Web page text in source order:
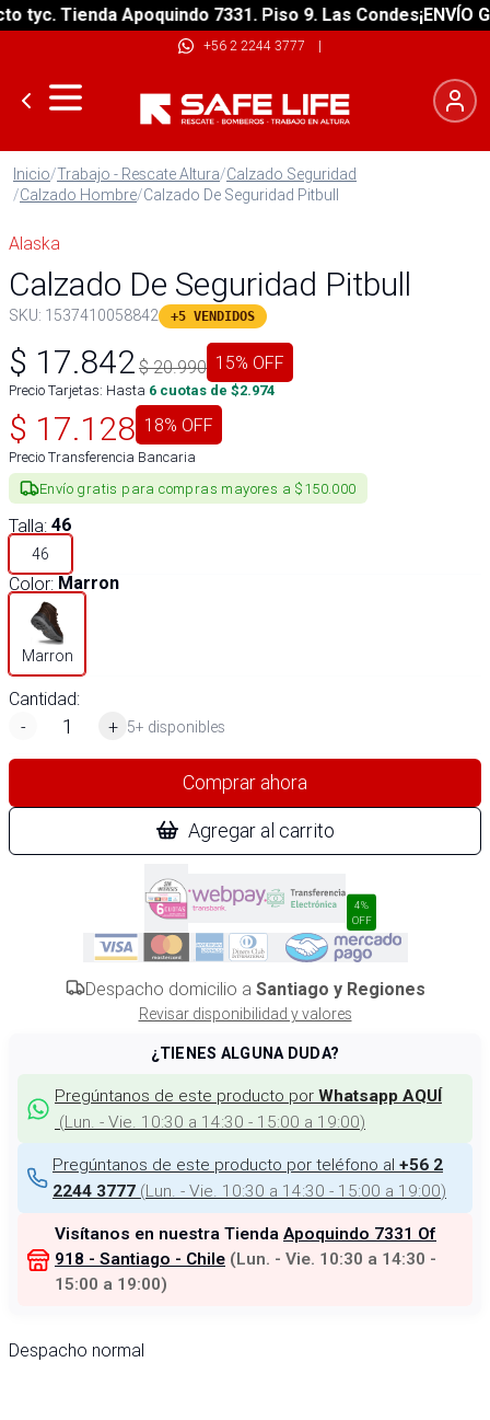
Tienda Apoquindo 7331. Piso 9. Las Condes¡ENVÍO
+56 2 2244 3777 |
Inicio/Trabajo - Rescate Altura/Calzado Seguridad
/Calzado Hombre/Calzado De Seguridad Pitbull
Alaska
Calzado De Seguridad Pitbull
SKU: 1537410058842 +5 VENDIDOS
$ 17.842 $20.990 15% OFF
Precio Tarjetas: Hasta 6 cuotas de $2.974
$ 17.128 18% OFF
Precio Transferencia Bancaria
Envío gratis para compras mayores a $150.000
Talla: 46
46
Color: Marron
Marron
Cantidad:
-
+ 5+ disponibles
Comprar ahora
Agregar al carrito
4%
OFF
Despacho domicilio a Santiago y Regiones
Revisar disponibilidad y valores
¿TIENES ALGUNA DUDA?
Pregúntanos de este producto por Whatsapp AQUÍ
(Lun. - Vie. 10:30 a 14:30 - 15:00 a 19:00)
Pregúntanos de este producto por teléfono al +56 2
2244 3777 (Lun. - Vie. 10:30 a 14:30 - 15:00 a 19:00)
Visítanos en nuestra Tienda Apoquindo 7331 Of
918 - Santiago - Chile (Lun. - Vie. 10:30 a 14:30 -
15:00 a 19:00)
Despacho normal